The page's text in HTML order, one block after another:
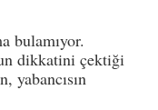
bulamıyor.
dikkatini çektiği
yabancısın